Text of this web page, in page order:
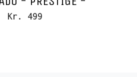
Kr. 499